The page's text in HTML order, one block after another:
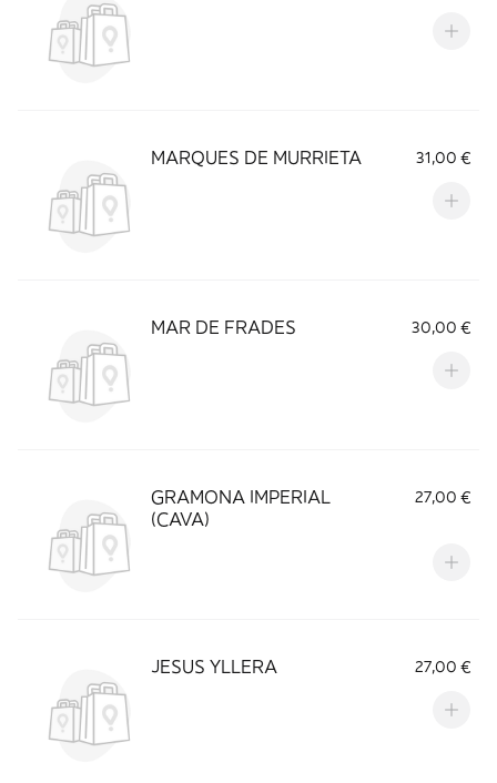
MARQUES DE MURRIETA 31,00 €
MAR DE FRADES 30,00 €
GRAMONA IMPERIAL
(CAVA)
27,00 €
JESUS YLLERA 27,00 €